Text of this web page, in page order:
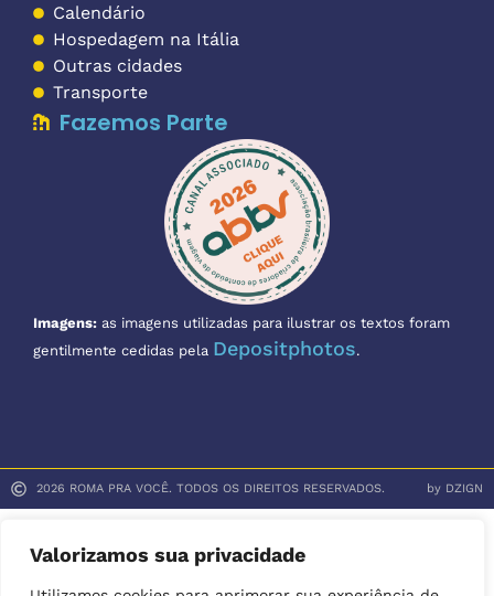
Valorizamos sua privacidade
Calendário
Hospedagem na Itália
Outras cidades
Transporte
Fazemos Parte
Imagens: as imagens utilizadas para ilustrar os textos foram
gentilmente cedidas pela Depositphotos.
2026 ROMA PRA VOCÊ. TODOS OS DIREITOS RESERVADOS. by DZIGN